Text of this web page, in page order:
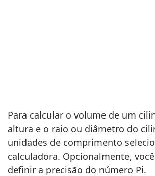
Para calcular o volume de um
altura e o raio ou diâmetro do
unidades de comprimento
calculadora. Opcionalmente,
definir a precisão do número Pi.